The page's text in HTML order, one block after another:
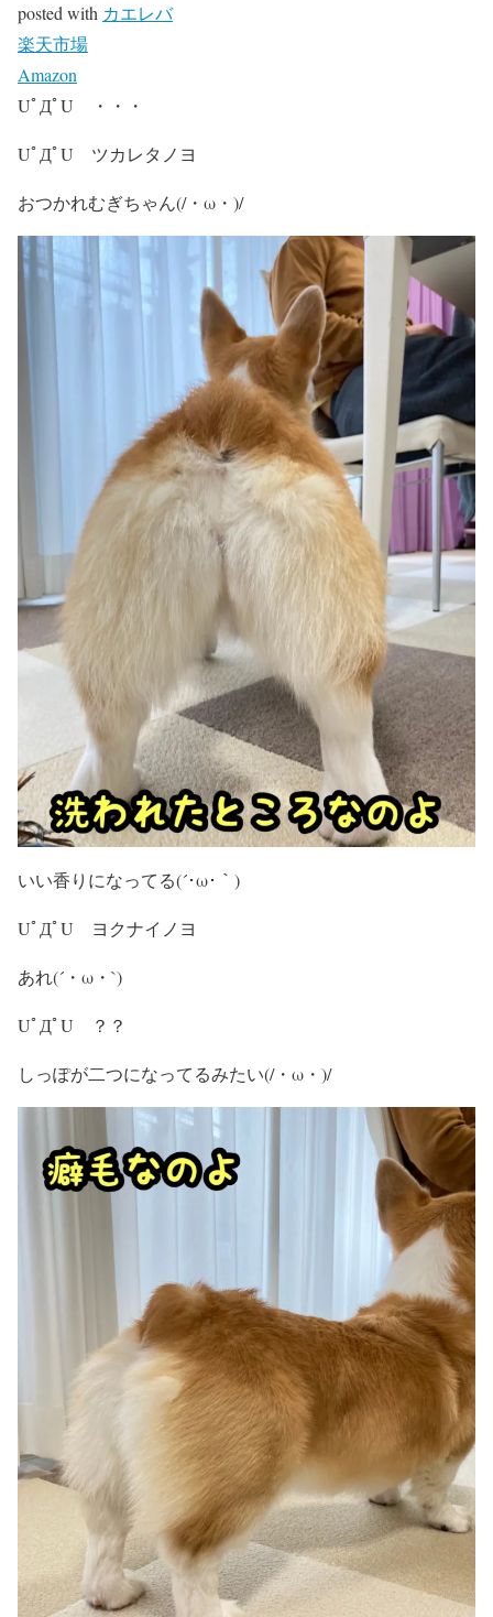
posted with カエレバ
楽天市場
Amazon
UﾟДﾟU ・・・
UﾟДﾟU ツカレタノヨ
おつかれむぎちゃん(/・ω・)/
いい香りになってる(´･ω･｀)
UﾟДﾟU ヨクナイノヨ
あれ(´・ω・`)
UﾟДﾟU ？？
しっぽが二つになってるみたい(/・ω・)/